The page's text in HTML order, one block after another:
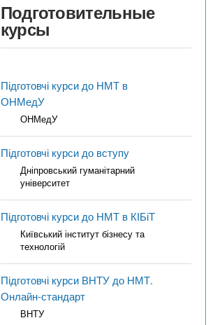
Подготовительные
курсы
Підготовчі курси до НМТ в
ОНМедУ
ОНМедУ
Підготовчі курси до вступу
Дніпровський гуманітарний
університет
Підготовчі курси до НМТ в КІБіТ
Київський інститут бізнесу та
технологій
Підготовчі курси ВНТУ до НМТ.
Онлайн-стандарт
ВНТУ